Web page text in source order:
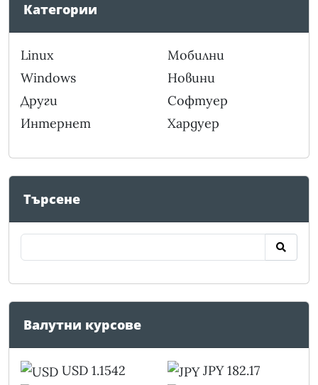
Категории
Linux
Windows
Други
Интернет
Мобилни
Новини
Софтуер
Хардуер
Търсене
Валутни курсове
USD 1.1542
JPY 182.17